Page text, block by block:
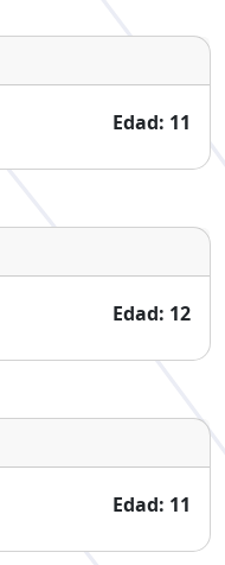
Edad: 11
Edad: 12
Edad: 11